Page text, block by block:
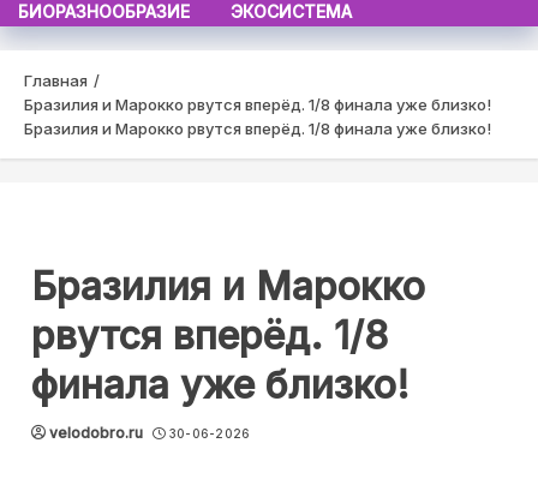
БИОРАЗНООБРАЗИЕ
ЭКОСИСТЕМА
Главная
Бразилия и Марокко рвутся вперёд. 1/8 финала уже близко!
Бразилия и Марокко рвутся вперёд. 1/8 финала уже близко!
Бразилия и Марокко
рвутся вперёд. 1/8
финала уже близко!
velodobro.ru 30-06-2026